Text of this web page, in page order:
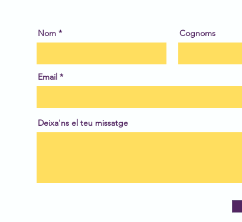
Nom Cognoms
Email
Deixa'ns el teu missatge